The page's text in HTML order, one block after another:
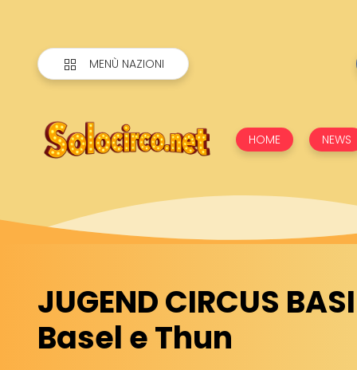
MENÙ NAZIONI
HOME NEWS
JUGEND CIRCUS
Basel e Thun